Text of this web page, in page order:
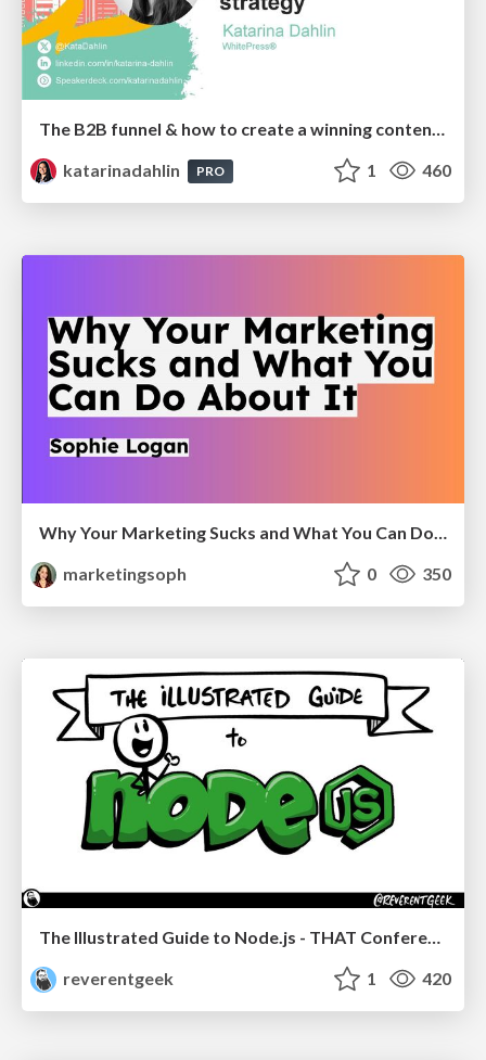
The B2B funnel & how to create a winning content strategy
katarinadahlin
PRO 1 460
Why Your Marketing Sucks and What You Can Do About It - Sophie Logan
marketingsoph
0 350
reverentgeek
1 420